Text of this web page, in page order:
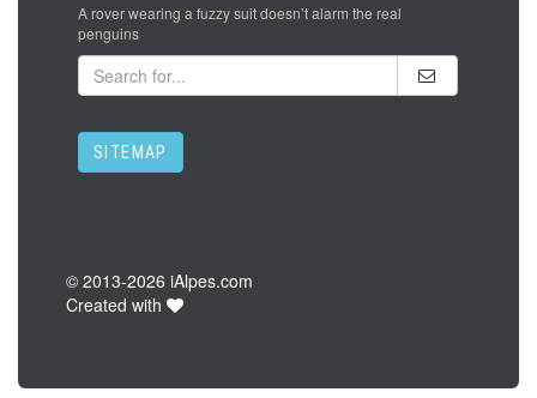
A rover wearing a fuzzy suit doesn’t alarm the real
penguins
SITEMAP
© 2013-2026 iAlpes.com
Created with